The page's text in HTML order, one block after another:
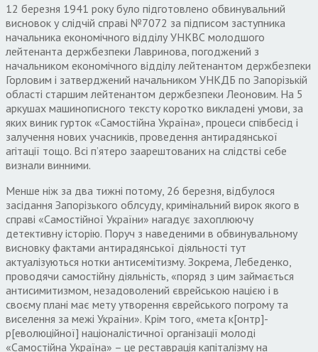
12 березня 1941 року було підготовлено обвинувальний
висновок у слідчій справі №7072 за підписом заступника
начальника економічного відділу УНКВС молодшого
лейтенанта держбезпеки Лавринова, погоджений з
начальником економічного відділу лейтенантом держбезпеки
Горловим і затверджений начальником УНКДБ по Запорізькій
області старшим лейтенантом держбезпеки Леоновим. На 5
аркушах машинописного тексту коротко викладені умови, за
яких виник гурток «Самостійна Україна», процеси співбесід і
залучення нових учасників, проведення антирадянської
агітації тощо. Всі п’ятеро заарештованих на слідстві себе
визнали винними.
Менше ніж за два тижні потому, 26 березня, відбулося
засідання Запорізького облсуду, кримінальний вирок якого в
справі «Самостійної України» нагадує захоплюючу
детективну історію. Поруч з наведеними в обвинувальному
висновку фактами антирадянської діяльності тут
актуалізуються нотки антисемітизму. Зокрема, Лебеденко,
проводячи самостійну діяльність, «поряд з цим займається
антисимитизмом, незадоволений єврейською нацією і в
своєму плані має мету утворення єврейського погрому та
виселення за межі України». Крім того, «мета к[онтр]-
р[еволюційної] націоналістичної організації молоді
«Самостійна Україна» – це реставрація капіталізму на